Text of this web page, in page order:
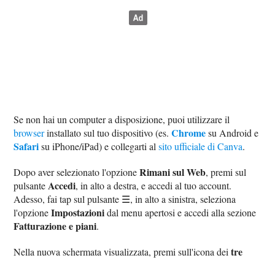
Se non hai un computer a disposizione, puoi utilizzare il
browserinstallato sul tuo dispositivo (es.Chromesu Android e
Safarisu iPhone/iPad) e collegarti alsito ufficiale di Canva.
Dopo aver selezionato l'opzioneRimani sul Web, premi sul
pulsanteAccedi, in alto a destra, e accedi al tuo account.
Adesso, fai tap sul pulsante ☰, in alto a sinistra, seleziona
l'opzioneImpostazionidal menu apertosi e accedi alla sezione
Fatturazione e piani.
Nella nuova schermata visualizzata, premi sull'icona deitre